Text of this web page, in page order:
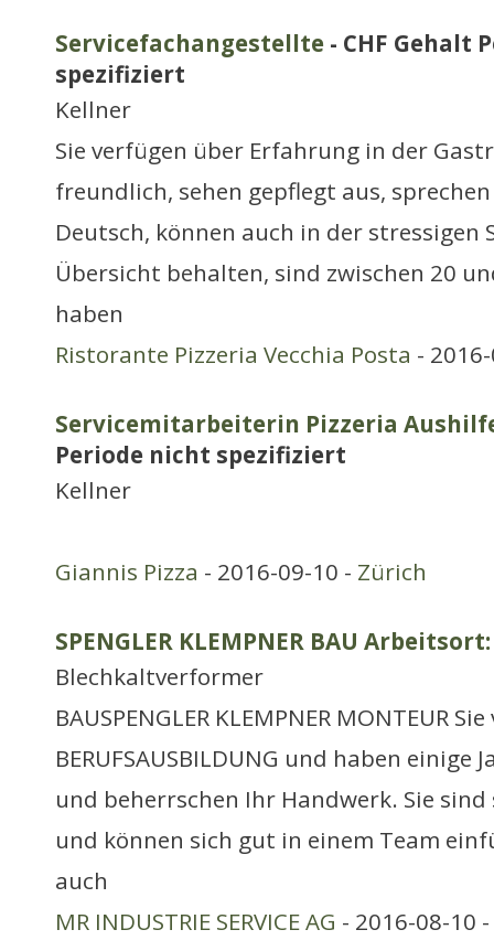
Servicefachangestellte - CHF Gehalt
spezifiziert
Kellner
Sie verfügen über Erfahrung in der
freundlich, sehen gepflegt aus,
Deutsch, können auch in der stressigen
Übersicht behalten, sind zwischen 20
haben
Ristorante Pizzeria Vecchia Posta -
Servicemitarbeiterin Pizzeria
Periode nicht spezifiziert
Kellner
Giannis Pizza - 2016-09-10 - Zürich
SPENGLER KLEMPNER BAU Arbeitsort:
Blechkaltverformer
BAUSPENGLER KLEMPNER MONTEUR
BERUFSAUSBILDUNG und haben
und beherrschen Ihr Handwerk. Sie
und können sich gut in einem Team
auch
MR INDUSTRIE SERVICE AG - 2016-08-10 -